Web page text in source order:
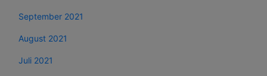
September 2021
August 2021
Juli 2021